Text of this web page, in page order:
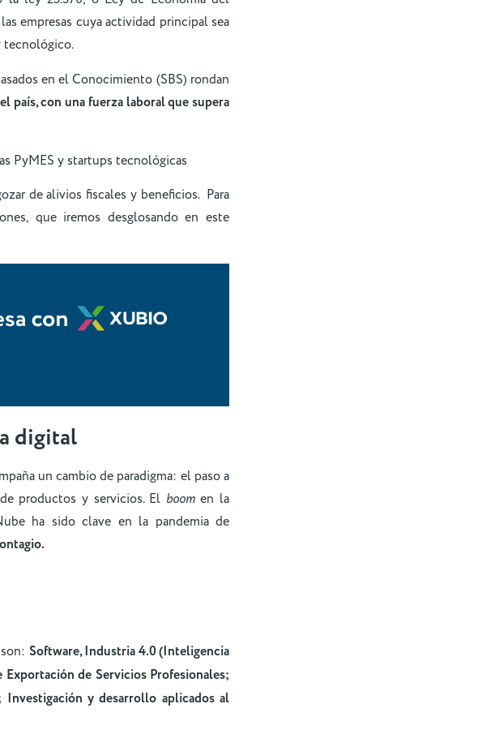
empresas cuya actividad principal sea
tecnológico.
en el Conocimiento (SBS) rondan
país, con una fuerza laboral que supera
PyMES y startups tecnológicas
de alivios fiscales y beneficios. Para
que iremos desglosando en este
digital
un cambio de paradigma: el paso a
productos y servicios. El boomen la
ha sido clave en la pandemia de
Software, Industria 4.0 (Inteligencia
de Servicios Profesionales;
y desarrollo aplicados al